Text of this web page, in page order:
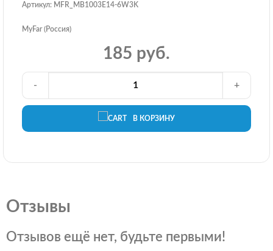
Артикул: MFR_MB1003E14-6W3K
MyFar (Россия)
185 руб.
В КОРЗИНУ
- +
Отзывы
Отзывов ещё нет, будьте первыми!